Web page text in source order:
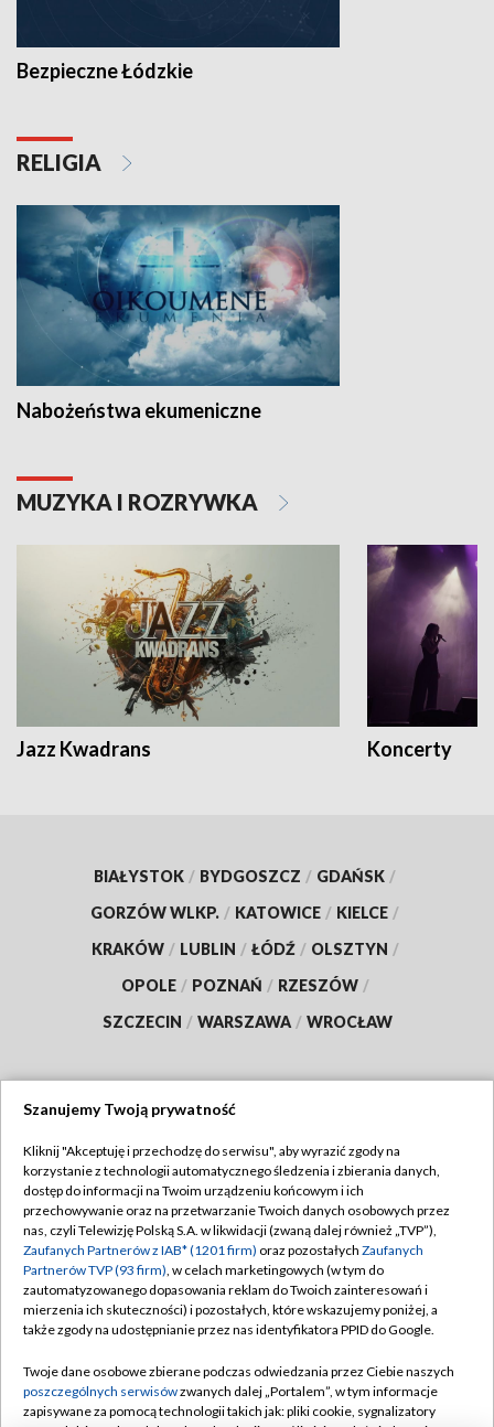
Bezpieczne Łódzkie
RELIGIA
Nabożeństwa ekumeniczne
MUZYKA I ROZRYWKA
Jazz Kwadrans Koncerty
BIAŁYSTOK / BYDGOSZCZ / GDAŃSK /
GORZÓW WLKP. / KATOWICE / KIELCE /
KRAKÓW / LUBLIN / ŁÓDŹ / OLSZTYN /
OPOLE / POZNAŃ / RZESZÓW /
SZCZECIN / WARSZAWA / WROCŁAW
TVP
Abonament TVP
Emisja w TVP
Centrum informacji TVP
Naziemna Telewizja Cyfrowa
Rada Programowa
Regulamin TVP
Polityka prywatności
Moje zgody
Pomoc
Kontakt
Szanujemy Twoją prywatność
Kliknij "Akceptuję i przechodzę do serwisu", aby wyrazić zgody na
korzystanie z technologii automatycznego śledzenia i zbierania danych,
dostęp do informacji na Twoim urządzeniu końcowym i ich
przechowywanie oraz na przetwarzanie Twoich danych osobowych przez
nas, czyli Telewizję Polską S.A. w likwidacji (zwaną dalej również „TVP”),
Zaufanych Partnerów z IAB* (1201 firm) oraz pozostałych Zaufanych
Partnerów TVP (93 firm), w celach marketingowych (w tym do
zautomatyzowanego dopasowania reklam do Twoich zainteresowań i
mierzenia ich skuteczności) i pozostałych, które wskazujemy poniżej, a
także zgody na udostępnianie przez nas identyfikatora PPID do Google.
Twoje dane osobowe zbierane podczas odwiedzania przez Ciebie naszych
poszczególnych serwisówzwanych dalej „Portalem”, w tym informacje
zapisywane za pomocą technologii takich jak: pliki cookie, sygnalizatory